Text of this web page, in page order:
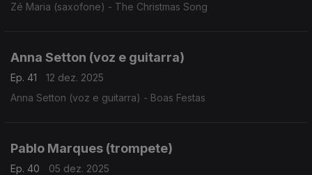
Zé Maria (saxofone) - The Christmas Song
Anna Setton (voz e guitarra)
Ep. 41
12 dez. 2025
Anna Setton (voz e guitarra) - Boas Festas
Pablo Marques (trompete)
Ep. 40
05 dez. 2025